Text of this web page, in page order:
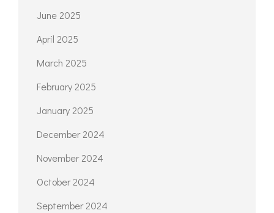
June 2025
April 2025
March 2025
February 2025
January 2025
December 2024
November 2024
October 2024
September 2024